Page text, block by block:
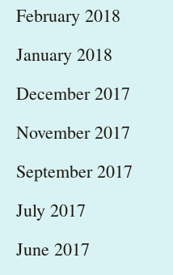
February 2018
January 2018
December 2017
November 2017
September 2017
July 2017
June 2017